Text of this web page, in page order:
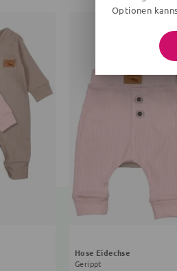
Hose Eidechse
Gerippt
Optionen